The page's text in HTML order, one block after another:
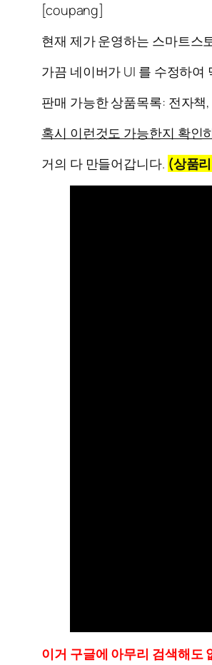
[coupang]
현재 제가 운영하는 스마트스
가끔 네이버가 UI 를 수정하여
판매 가능한 상품목록: 전자
혹시 이런것도 가능한지 확인
거의 다 만들어갑니다. (상품
이거 구글에 아무리 검색해도